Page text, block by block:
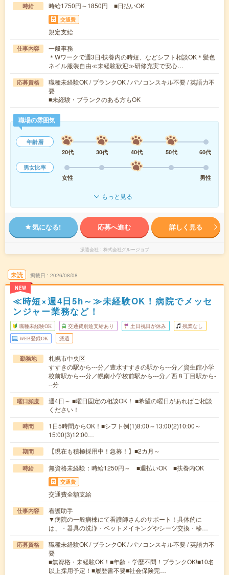
時給 時給1750円～1850円 ■日払いOK
交通費
規定支給
仕事内容
一般事務
＊Wワークで週3日/扶養内の時短、などシフト相談OK＊髪色
ネイル服装自由≪未経験歓迎≫研修充実で安心…
応募資格
職種未経験OK / ブランクOK / パソコンスキル不要 / 英語力不
要
■未経験・ブランクのある方もOK
職場の雰囲気
年齢層
20代
30代 40代 50代
60代
男女比率
女性
男性
もっと見る
気になる! 応募へ進む 詳しく見る
派遣会社 株式会社グルージョブ
未読
NEW
掲載日 2026/08/08
≪時短×週4日5h～≫未経験OK！病院でメッセ
ンジャー業務など！
職種未経験OK 交通費別途支給あり 土日祝日が休み 残業なし
WEB登録OK 派遣
勤務地
札幌市中央区
すすきの駅から---分／豊水すすきの駅から---分／資生館小学
校前駅から---分／幌南小学校前駅から---分／西８丁目駅から-
--分
曜日頻度
週4日～ ■曜日固定の相談OK！ ■希望の曜日があればご相談
ください！
時間
1日5時間からOK！■シフト例(1)8:00～13:00(2)10:00～
15:00(3)12:00…
期間 【現在も積極採用中！急募！】■2カ月～
時給 無資格未経験：時給1250円～ ■週払いOK ■扶養内OK
交通費
交通費全額支給
仕事内容
看護助手
▼病院の一般病棟にて看護師さんのサポート！具体的に
は、・器具の洗浄・ベットメイキングやシーツ交換・移…
応募資格
職種未経験OK / ブランクOK / パソコンスキル不要 / 英語力不
要
■無資格・未経験OK！■年齢・学歴不問！ブランクOK!■10名
以上採用予定！■履歴書不要■社会保険完…